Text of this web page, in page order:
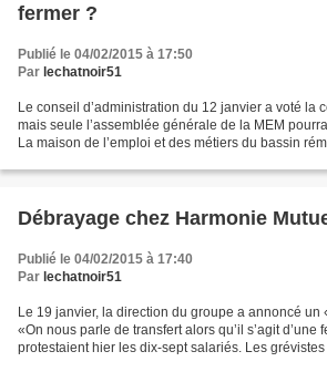
fermer ?
Publié le 04/02/2015 à 17:50
Par lechatnoir51
Le conseil d’administration du 12 janvier a voté la
mais seule l’assemblée générale de la MEM
La maison de l’emploi et des métiers du bassin
Débrayage chez Harmonie
Publié le 04/02/2015 à 17:40
Par lechatnoir51
Le 19 janvier, la direction du groupe a annoncé un
«On nous parle de transfert alors qu’il s’agit d’une
protestaient hier les dix-sept salariés. Les grévistes